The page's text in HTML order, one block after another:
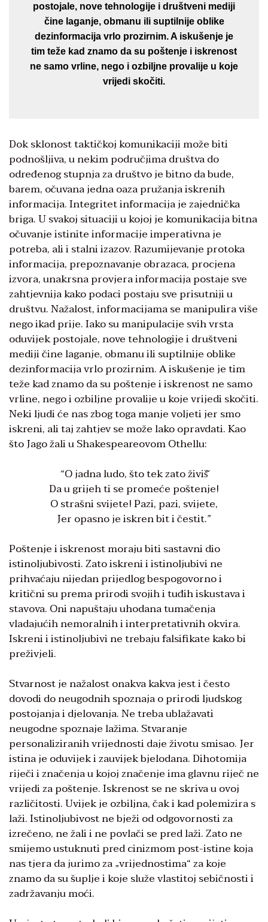
postojale, nove tehnologije i društveni mediji
čine laganje, obmanu ili suptilnije oblike
dezinformacija vrlo prozirnim. A iskušenje je
tim teže kad znamo da su poštenje i iskrenost
ne samo vrline, nego i ozbiljne provalije u koje
vrijedi skočiti.
Dok sklonost taktičkoj komunikaciji može biti
podnošljiva, u nekim područjima društva do
određenog stupnja za društvo je bitno da bude,
barem, očuvana jedna oaza pružanja iskrenih
informacija. Integritet informacija je zajednička
briga. U svakoj situaciji u kojoj je komunikacija bitna
očuvanje istinite informacije imperativna je
potreba, ali i stalni izazov. Razumijevanje protoka
informacija, prepoznavanje obrazaca, procjena
izvora, unakrsna provjera informacija postaje sve
zahtjevnija kako podaci postaju sve prisutniji u
društvu. Nažalost, informacijama se manipulira više
nego ikad prije. Iako su manipulacije svih vrsta
oduvijek postojale, nove tehnologije i društveni
mediji čine laganje, obmanu ili suptilnije oblike
dezinformacija vrlo prozirnim. A iskušenje je tim
teže kad znamo da su poštenje i iskrenost ne samo
vrline, nego i ozbiljne provalije u koje vrijedi skočiti.
Neki ljudi će nas zbog toga manje voljeti jer smo
iskreni, ali taj zahtjev se može lako opravdati. Kao
što Jago žali u Shakespeareovom Othellu:
“O jadna ludo, što tek zato živiš̌
Da u grijeh ti se promeće poštenje!
O strašni svijete! Pazi, pazi, svijete,
Jer opasno je iskren bit i čestit.”
Poštenje i iskrenost moraju biti sastavni dio
istinoljubivosti. Zato iskreni i istinoljubivi ne
prihvaćaju nijedan prijedlog bespogovorno i
kritični su prema prirodi svojih i tuđih iskustava i
stavova. Oni napuštaju uhodana tumačenja
vladajućih nemoralnih i interpretativnih okvira.
Iskreni i istinoljubivi ne trebaju falsifikate kako bi
preživjeli.
Stvarnost je nažalost onakva kakva jest i često
dovodi do neugodnih spoznaja o prirodi ljudskog
postojanja i djelovanja. Ne treba ublažavati
neugodne spoznaje lažima. Stvaranje
personaliziranih vrijednosti daje životu smisao. Jer
istina je oduvijek i zauvijek bjelodana. Dihotomija
riječi i značenja u kojoj značenje ima glavnu riječ ne
vrijedi za poštenje. Iskrenost se ne skriva u ovoj
različitosti. Uvijek je ozbiljna, čak i kad polemizira s
laži. Istinoljubivost ne bježi od odgovornosti za
izrečeno, ne žali i ne povlači se pred laži. Zato ne
smijemo ustuknuti pred cinizmom post-istine koja
nas tjera da jurimo za „vrijednostima“ za koje
znamo da su šuplje i koje služe vlastitoj sebičnosti i
zadržavanju moći.